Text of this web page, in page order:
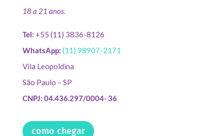
18 a 21 anos.
Tel: +55 (11) 3836-8126
WhatsApp: (11) 98907-2171
Vila Leopoldina
São Paulo – SP
CNPJ: 04.436.297/0004- 36
como chegar